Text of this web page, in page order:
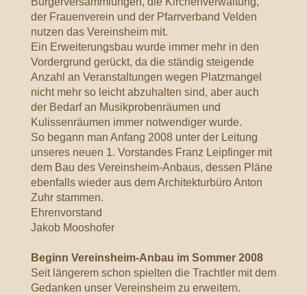
der Frauenverein und der Pfarrverband Velden
nutzen das Vereinsheim mit.
Ein Erweiterungsbau wurde immer mehr in den
Vordergrund gerückt, da die ständig steigende
Anzahl an Veranstaltungen wegen Platzmangel
nicht mehr so leicht abzuhalten sind, aber auch
der Bedarf an Musikprobenräumen und
Kulissenräumen immer notwendiger wurde.
So begann man Anfang 2008 unter der Leitung
unseres neuen 1. Vorstandes Franz Leipfinger mit
dem Bau des Vereinsheim-Anbaus, dessen Pläne
ebenfalls wieder aus dem Architekturbüro Anton
Zuhr stammen.
Ehrenvorstand
Jakob Mooshofer
Beginn Vereinsheim-Anbau im Sommer 2008
Seit längerem schon spielten die Trachtler mit dem
Gedanken unser Vereinsheim zu erweitern.